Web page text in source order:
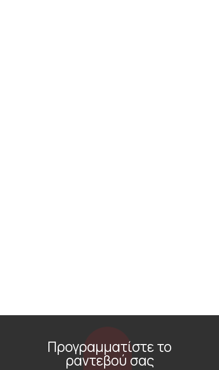
Προγραμματίστε το
ραντεβού σας